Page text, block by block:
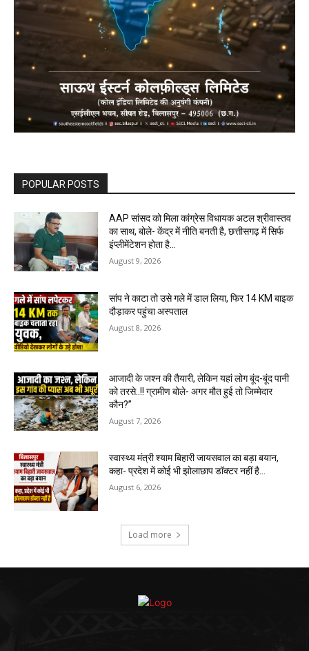
POPULAR POSTS
AAP सांसद को मिला कांग्रेस विधायक अटल श्रीवास्तव
का साथ, बोले- केंद्र में नीति बनती है, छत्तीसगढ़ में सिर्फ
इंप्लीमेंटेशन होता है…
August 9, 2026
सांप ने काटा तो उसे गले में डाल लिया, फिर 14 KM बाइक
दौड़ाकर पहुंचा अस्पताल
August 8, 2026
आजादी के जश्न की तैयारी, लेकिन यहां लोग बूंद-बूंद पानी
को तरसे..!! ग्रामीण बोले- अगर मौत हुई तो जिम्मेदार
कौन?”
August 7, 2026
स्वास्थ्य मंत्री श्याम बिहारी जायसवाल का बड़ा बयान,
कहा- प्रदेश में कोई भी झोलाछाप डॉक्टर नहीं है…
August 6, 2026
Load more